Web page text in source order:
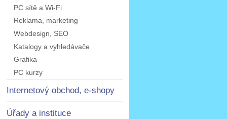
PC sítě a Wi-Fi
Reklama, marketing
Webdesign, SEO
Katalogy a vyhledávače
Grafika
PC kurzy
Internetový obchod, e-shopy
Úřady a instituce